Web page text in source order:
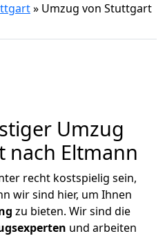
» Umzug von Stuttgart
Umzug
nach Eltmann
recht kostspielig sein,
wir sind hier, um Ihnen
zu bieten. Wir sind die
und arbeiten